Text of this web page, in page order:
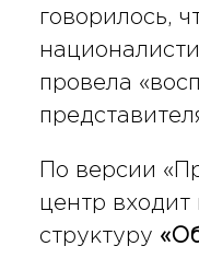
говорилось,
провела
По версии
центр
структуру